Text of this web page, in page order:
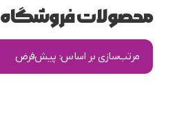
محصولات فروشگاه
مرتب‌سازی بر اساس: پیش‌فرض